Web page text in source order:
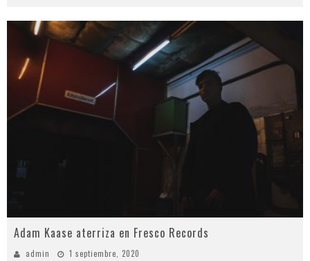
Adam Kaase aterriza en Fresco Records
admin
1 septiembre, 2020